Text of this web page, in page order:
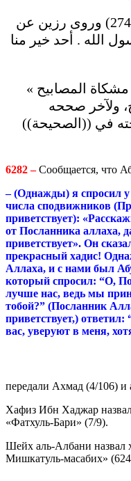
رواه أحمد (4/106) والدارمي (2744) وروى رزين عن
الله . أحد خير منا
مشكاة المصابيح »
ولآخر صححه
في ((الصحيحة))
6282 – Сообщается, что
– (Однажды) я спросил у
числа сподвижников
приветствует):
от Посланника аллаха,
приветствует». Он
прекрасный хадис!
Аллаха, и с нами был
который спросил: “О,
лучше нас, ведь мы
тобой?” (Посланник
приветствует,)
вас, уверуют в меня,
передали Ахмад (4/106)
Хафиз Ибн Хаджар
«Фатхуль-Бари» (7/9).
Шейх аль-Албани назвал
Мишкатуль-масабих»